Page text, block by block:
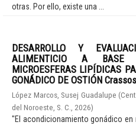
otras. Por ello, existe una ...
DESARROLLO Y
ALIMENTICIO A BASE
MICROESFERAS LIPÍDICAS
GONÁDICO DE OSTIÓN
López Marcos, Susej Guadalupe (
del Noroeste, S. C.
2026)
"El acondicionamiento gonádico